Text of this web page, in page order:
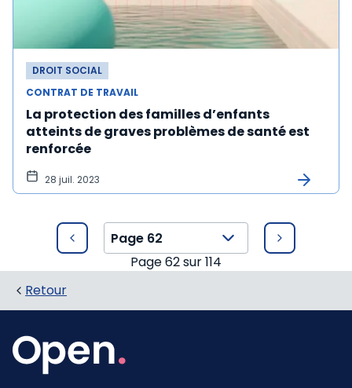
DROIT SOCIAL
CONTRAT DE TRAVAIL
La protection des familles d’enfants
atteints de graves problèmes de santé est
renforcée
28 juil. 2023
Page62sur114
Retour